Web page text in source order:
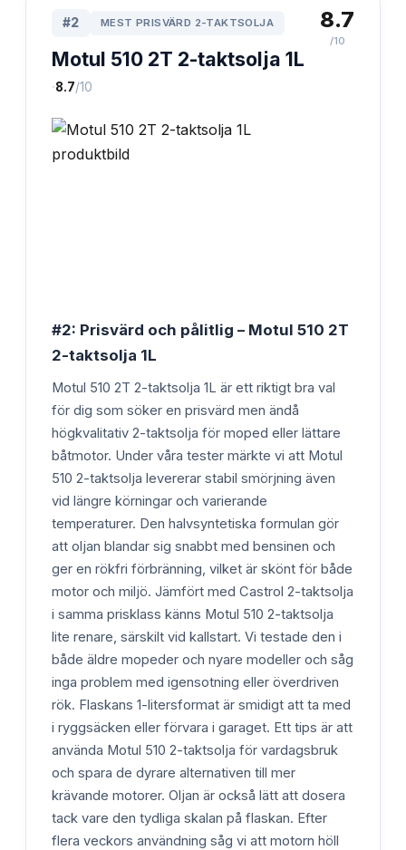
#2 MEST PRISVÄRD 2-TAKTSOLJA
Motul 510 2T 2-taktsolja 1L
·8.7/10
8.7
/10
#2: Prisvärd och pålitlig – Motul 510 2T
2-taktsolja 1L
Motul 510 2T 2-taktsolja 1L är ett riktigt bra val
för dig som söker en prisvärd men ändå
högkvalitativ 2-taktsolja för moped eller lättare
båtmotor. Under våra tester märkte vi att Motul
510 2-taktsolja levererar stabil smörjning även
vid längre körningar och varierande
temperaturer. Den halvsyntetiska formulan gör
att oljan blandar sig snabbt med bensinen och
ger en rökfri förbränning, vilket är skönt för både
motor och miljö. Jämfört med Castrol 2-taktsolja
i samma prisklass känns Motul 510 2-taktsolja
lite renare, särskilt vid kallstart. Vi testade den i
både äldre mopeder och nyare modeller och såg
inga problem med igensotning eller överdriven
rök. Flaskans 1-litersformat är smidigt att ta med
i ryggsäcken eller förvara i garaget. Ett tips är att
använda Motul 510 2-taktsolja för vardagsbruk
och spara de dyrare alternativen till mer
krävande motorer. Oljan är också lätt att dosera
tack vare den tydliga skalan på flaskan. Efter
flera veckors användning såg vi att motorn höll